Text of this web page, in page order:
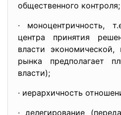
общественного контроля;
· моноцентричность,
центра принятия
власти экономической,
рынка предполагает
власти);
· иерархичность
· делегирование